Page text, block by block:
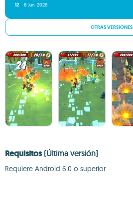
12 8 Jun. 2026
OTRAS VERSIONES
Requisitos (Última versión)
Requiere Android 6.0 o superior